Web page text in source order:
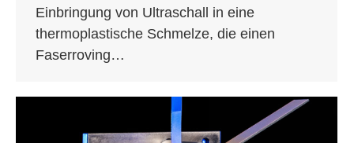
Einbringung von Ultraschall in eine
thermoplastische Schmelze, die einen
Faserroving…